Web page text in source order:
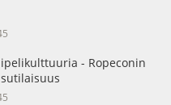
- Ropeconin